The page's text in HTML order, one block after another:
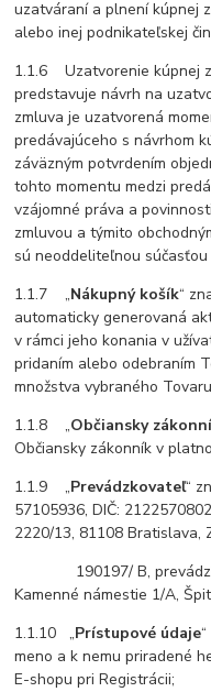
uzatváraní a plnení kúpnej
alebo inej podnikateľskej
1.1.6 Uzatvorenie kúpnej
predstavuje návrh na
zmluva je uzatvorená
predávajúceho s návrhom
záväzným potvrdením
tohto momentu medzi
vzájomné práva a
zmluvou a týmito
sú neoddeliteľnou
1.1.7 „Nákupný košík“
automaticky generovaná
v rámci jeho konania v
pridaním alebo odebraním
množstva vybraného
1.1.8 „Občiansky
Občiansky zákonník v
1.1.9 „Prevádzkovateľ“
57105936, DIČ:
2220/13, 81108 Bratislava,
190197/ B, prevádzka,
Kamenné námestie 1/A,
1.1.10 „Prístupové údaje
meno a k nemu priradené
E-shopu pri Registrácii;